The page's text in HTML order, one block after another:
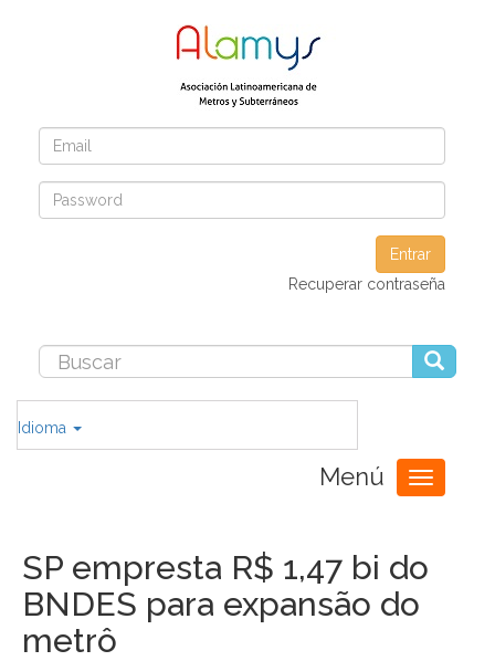
Entrar
Recuperar contraseña
Idioma
Menú
Toggle
navigation
SP empresta R$ 1,47 bi do
BNDES para expansão do
metrô